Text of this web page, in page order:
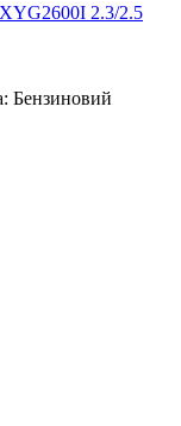
2.3/2.5
Бензиновий